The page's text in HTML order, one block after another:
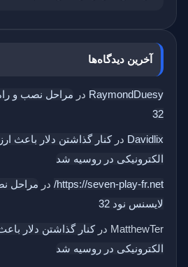
آخرین دیدگاه‌ها
RaymondDuesy در مراحل نصب و
32
Davidlix درکنار گذاشتن دلار باعث
الکترونیکی در روسیه شد
https://seven-play-fr.net/ در مراحل
لایسنس نود 32
MatthewTer درکنار گذاشتن دلار
الکترونیکی در روسیه شد